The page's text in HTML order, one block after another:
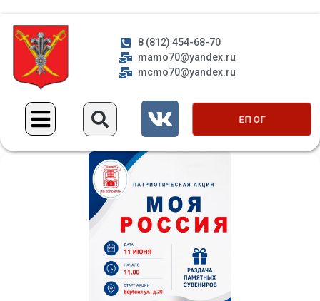
8 (812) 454-68-70
mamo70@yandex.ru
mcmo70@yandex.ru
ЕП ОГ